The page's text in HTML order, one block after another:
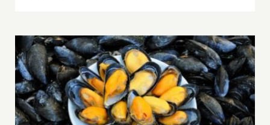
Midye Alerjisi Nedir? Belirtileri, Nedenleri ve